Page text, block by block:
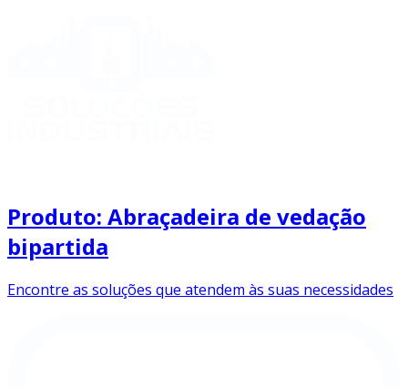
Produto: Abraçadeira de vedação
bipartida
Encontre as soluções que atendem às suas necessidades